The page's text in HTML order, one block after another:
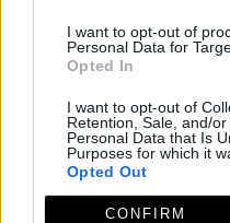
I want to opt-out of
Personal Data for
Opted In
I want to opt-out of
Retention, Sale, and/
Personal Data that Is
Purposes for which it
Opted Out
CONFIRM
Grupo de
Centro de Desarrollo
Mapa de